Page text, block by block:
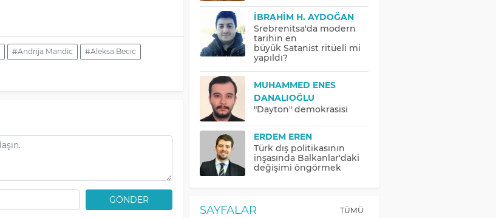
#Andrija Mandic #Aleksa Becic
GÖNDER
İBRAHIM H. AYDOĞAN
Srebrenitsa'da modern
tarihin en
büyük Satanist ritüeli mi
yapıldı?
MUHAMMED ENES
DANALIOĞLU
"Dayton" demokrasisi
ERDEM EREN
Türk dış politikasının
inşasında Balkanlar'daki
değişimi öngörmek
SAYFALAR TÜMÜ